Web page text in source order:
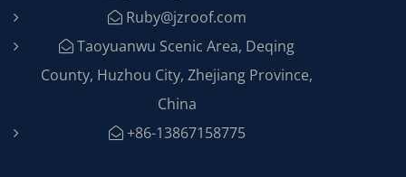
Ruby@jzroof.com
Taoyuanwu Scenic Area, Deqing
County, Huzhou City, Zhejiang Province,
China
+86-13867158775